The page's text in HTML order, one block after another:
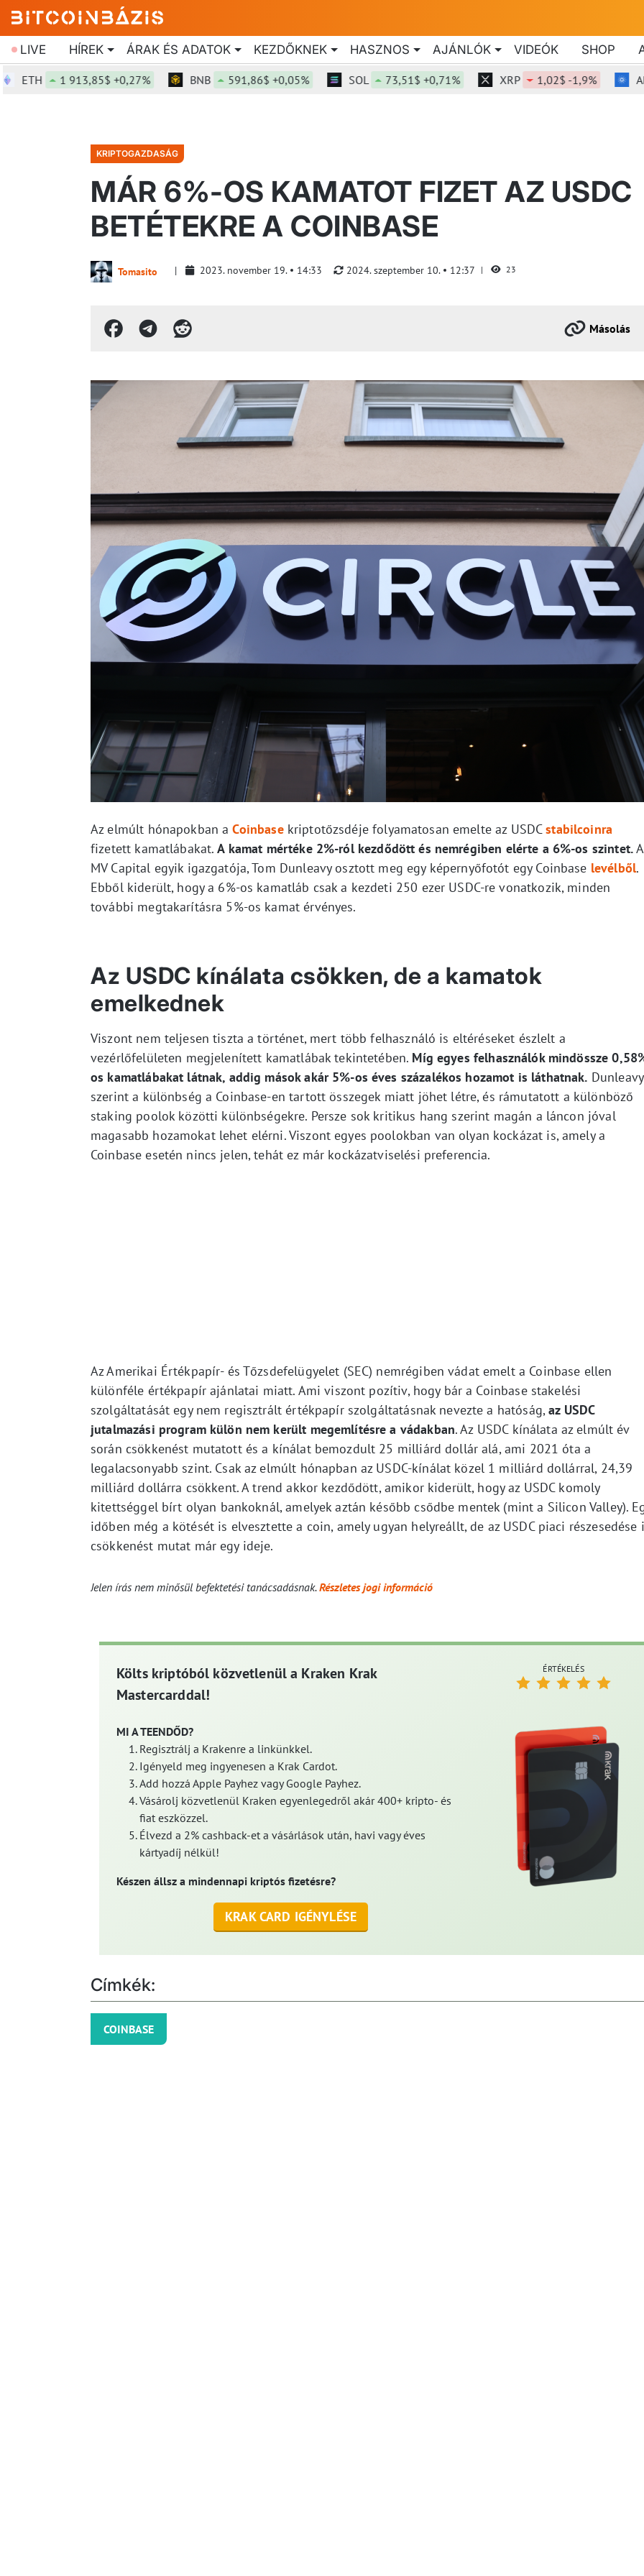
LIVE HÍREK ÁRAK ÉS ADATOK KEZDŐKNEK HASZNOS AJÁNLÓK VIDEÓK SHOP
1 913,85$ +0,27% BNB 591,86$ +0,05% SOL 73,51$ +0,71% XRP 1,02$ -1,9% ADA
KRIPTOGAZDASÁG
MÁR 6%-OS KAMATOT FIZET AZ USDC
BETÉTEKRE A COINBASE
Tomasito 2023. november 19. 14:33 2024. szeptember 10. 12:37 23
Másolás
Az elmúlt hónapokban aCoinbasekriptotőzsdéje folyamatosan emelte az USDCstabilcoinra
fizetett kamatlábakat.A kamat mértéke 2%-ról kezdődött és nemrégiben elérte a 6%-os szintet.
MV Capital egyik igazgatója, Tom Dunleavy osztott meg egy képernyőfotót egy Coinbase levélből.
Ebből kiderült, hogy a 6%-os kamatláb csak a kezdeti 250 ezer USDC-re vonatkozik, minden
további megtakarításra 5%-os kamat érvényes.
Az USDC kínálata csökken, de a kamatok
emelkednek
Viszont nem teljesen tiszta a történet, mert több felhasználó is eltéréseket észlelt a
vezérlőfelületen megjelenített kamatlábak tekintetében. Míg egyes felhasználók mindössze
os kamatlábakat látnak, addig mások akár 5%-os éves százalékos hozamot is láthatnak. Dunleavy
szerint a különbség a Coinbase-en tartott összegek miatt jöhet létre, és rámutatott a különböző
staking poolok közötti különbségekre. Persze sok kritikus hang szerint magán a láncon jóval
magasabb hozamokat lehet elérni. Viszont egyes poolokban van olyan kockázat is, amely a
Coinbase esetén nincs jelen, tehát ez már kockázatviselési preferencia.
Az Amerikai Értékpapír- és Tőzsdefelügyelet (SEC) nemrégiben vádat emelt a Coinbase ellen
különféle értékpapír ajánlatai miatt. Ami viszont pozítiv, hogy bár a Coinbase stakelési
szolgáltatását egy nem regisztrált értékpapír szolgáltatásnak nevezte a hatóság,az USDC
jutalmazási program külön nem került megemlítésre a vádakban. Az USDC kínálata az elmúlt év
során csökkenést mutatott és a kínálat bemozdult 25 milliárd dollár alá, ami 2021 óta a
legalacsonyabb szint. Csak az elmúlt hónapban az USDC-kínálat közel 1 milliárd dollárral, 24,39
milliárd dollárra csökkent. A trend akkor kezdődött, amikor kiderült, hogy az USDC komoly
kitettséggel bírt olyan bankoknál, amelyek aztán később csődbe mentek (mint a Silicon Valley).
időben még a kötését is elvesztette a coin, amely ugyan helyreállt, de az USDC piaci részesedése
csökkenést mutat már egy ideje.
Jelen írás nem minősül befektetési tanácsadásnak.Részletes jogi információ
Költs kriptóból közvetlenül a Kraken Krak
Mastercarddal!
MI A TEENDŐD?
Regisztrálj a Krakenre a linkünkkel.
Igényeld meg ingyenesen a Krak Cardot.
Add hozzá Apple Payhez vagy Google Payhez.
Vásárolj közvetlenül Kraken egyenlegedről akár 400+ kripto- és
fiat eszközzel.
Élvezd a 2% cashback-et a vásárlások után, havi vagy éves
kártyadíj nélkül!
Készen állsz a mindennapi kriptós fizetésre?
KRAK CARD IGÉNYLÉSE
ÉRTÉKELÉS
Címkék:
COINBASE